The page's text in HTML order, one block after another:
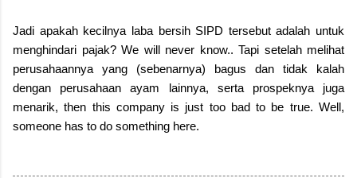
Jadi apakah kecilnya laba bersih SIPD tersebut adalah untuk
menghindari pajak? We will never know.. Tapi setelah melihat
perusahaannya yang (sebenarnya) bagus dan tidak kalah
dengan perusahaan ayam lainnya, serta prospeknya juga
menarik, then this company is just too bad to be true. Well,
someone has to do something here.